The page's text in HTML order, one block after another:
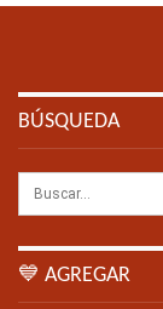
BÚSQUEDA
💙 AGREGAR